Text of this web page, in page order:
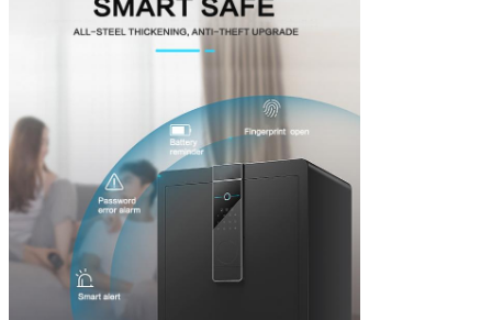
Délai de livraison
Environ 15 jours après payé